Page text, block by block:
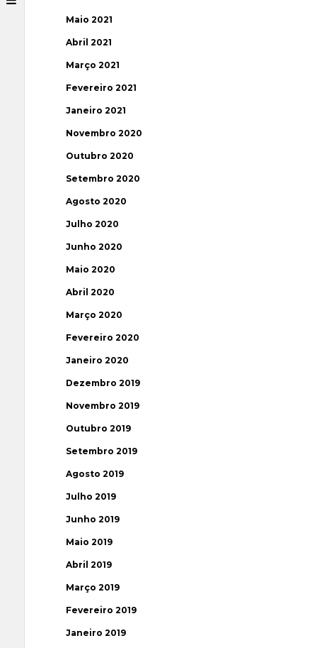
Maio 2021
Abril 2021
Março 2021
Fevereiro 2021
Janeiro 2021
Novembro 2020
Outubro 2020
Setembro 2020
Agosto 2020
Julho 2020
Junho 2020
Maio 2020
Abril 2020
Março 2020
Fevereiro 2020
Janeiro 2020
Dezembro 2019
Novembro 2019
Outubro 2019
Setembro 2019
Agosto 2019
Julho 2019
Junho 2019
Maio 2019
Abril 2019
Março 2019
Fevereiro 2019
Janeiro 2019